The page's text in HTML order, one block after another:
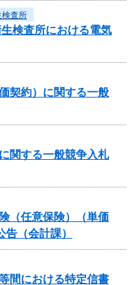
検査所
検査所における電気
契約）に関する一般
関する一般競争入札
（任意保険）（単価
（会計課）
間における特定信書